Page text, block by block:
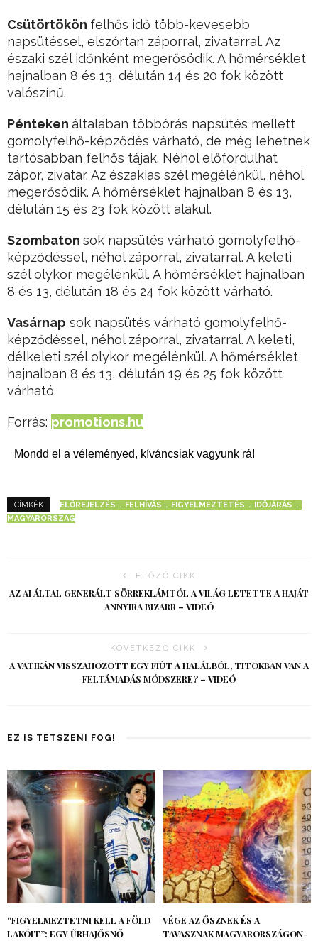
Csütörtökön felhős idő több-kevesebb
napsütéssel, elszórtan záporral, zivatarral. Az
északi szél időnként megerősödik. A hőmérséklet
hajnalban 8 és 13, délután 14 és 20 fok között
valószínű.
Pénteken általában többórás napsütés mellett
gomolyfelhő-képződés várható, de még lehetnek
tartósabban felhős tájak. Néhol előfordulhat
zápor, zivatar. Az északias szél megélénkül, néhol
megerősödik. A hőmérséklet hajnalban 8 és 13,
délután 15 és 23 fok között alakul.
Szombaton sok napsütés várható gomolyfelhő-
képződéssel, néhol záporral, zivatarral. A keleti
szél olykor megélénkül. A hőmérséklet hajnalban
8 és 13, délután 18 és 24 fok között várható.
Vasárnap sok napsütés várható gomolyfelhő-
képződéssel, néhol záporral, zivatarral. A keleti,
délkeleti szél olykor megélénkül. A hőmérséklet
hajnalban 8 és 13, délután 19 és 25 fok között
várható.
Forrás: promotions.hu
Mondd el a véleményed, kíváncsiak vagyunk rá!
CÍMKÉK ELŐREJELZÉS FELHÍVÁS FIGYELMEZTETÉS
IDŐJÁRÁS
MAGYARORSZÁG
ELŐZŐ CIKK
AZ AI ÁLTAL GENERÁLT SÖRREKLÁMTÓL A VILÁG LETETTE A HAJÁT
ANNYIRA BIZARR – VIDEÓ
KÖVETKEZŐ CIKK
A VATIKÁN VISSZAHOZOTT EGY FIÚT A HALÁLBÓL, TITOKBAN VAN A
FELTÁMADÁS MÓDSZERE? – VIDEÓ
EZ IS TETSZENI FOG!
“FIGYELMEZTETNI KELL A FÖLD
LAKÓIT”: EGY ŰRHAJŐSNŐ
VÉGE AZ ŐSZNEK ÉS A
TAVASZNAK MAGYARORSZÁGON-